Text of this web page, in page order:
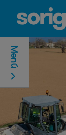
Menú